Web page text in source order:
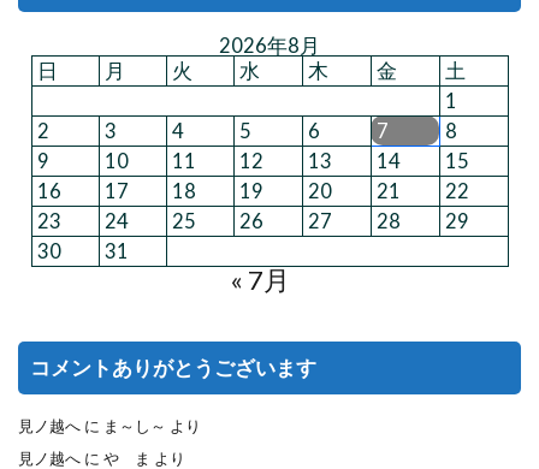
2026年8月
日
月 火 水 木 金
土
1
2
3 4 5 6 7
8
9
10 11 12 13 14
15
16
17 18 19 20 21
22
23
24 25 26 27 28
29
30
31
« 7月
コメントありがとうございます
見ノ越へ に ま～し～ より
見ノ越へ に や ま より